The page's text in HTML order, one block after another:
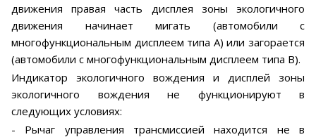
движения правая часть дисплея зоны экологичного
движения начинает мигать (автомобили с
многофункциональным дисплеем типа А) или загорается
(автомобили с многофункциональным дисплеем типа В).
Индикатор экологичного вождения и дисплей зоны
экологичного вождения не функционируют в
следующих условиях:
- Рычаг управления трансмиссией находится не в